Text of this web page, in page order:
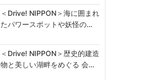
＜Drive! NIPPON＞海に囲まれ
たパワースポットや妖怪の…
＜Drive! NIPPON＞歴史的建造
物と美しい湖畔をめぐる 会…